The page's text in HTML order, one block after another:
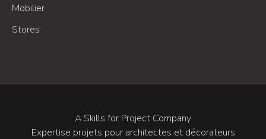
Mobilier
Stores
A Skills for Project Company
Expertise projets pour architectes et décorateurs